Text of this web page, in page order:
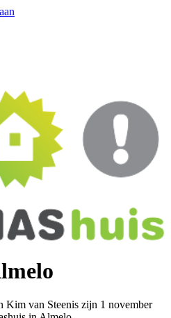
Kim van Steenis zijn 1 november